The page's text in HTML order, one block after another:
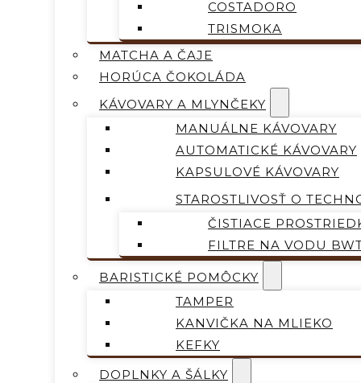
COSTADORO
TRISMOKA
MATCHA A ČAJE
HORÚCA ČOKOLÁDA
KÁVOVARY A MLYNČEKY
MANUÁLNE KÁVOVARY
AUTOMATICKÉ KÁVOVARY
KAPSULOVÉ KÁVOVARY
STAROSTLIVOSŤ O
ČISTIACE
FILTRE NA VODU
BARISTICKÉ POMÔCKY
TAMPER
KANVIČKA NA MLIEKO
KEFKY
DOPLNKY A ŠÁLKY